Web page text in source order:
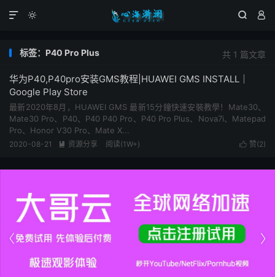
  

共 1 篇文章
标签：P40 Pro Plus
华为P40,P40pro安装GMS教程|HUAWEI GMS INSTALL｜
Google Play Store
最新2020年8月，HUAWEI GMS 最新15分鐘快速安裝教學！Mate30、
Mate30 Pro、P40、P40 P40 Pro、P40 Pro Plus、Nova7i、Matepad
Pro、Honor V30 Pro、Mate X...
 赞(2)
2020-08-21  资源分享 阅读(1W+)

